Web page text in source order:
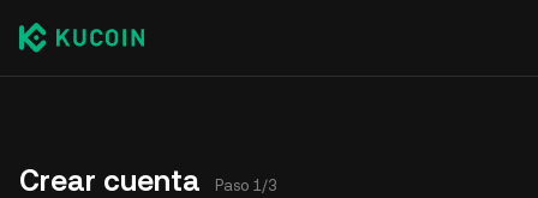
Crear cuenta Paso 1/3